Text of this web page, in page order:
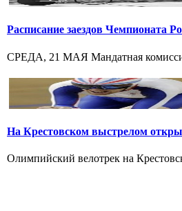
Расписание заездов Чемпионата
СРЕДА, 21 МАЯ Мандатная
На Крестовском выстрелом
Олимпийский велотрек на